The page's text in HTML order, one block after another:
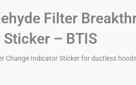
Filter
– BTIS
Change Indicator Sticker for ductless